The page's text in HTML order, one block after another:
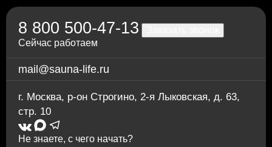
8 800 500-47-13
Сейчас работаем
mail@sauna-life.ru
г. Москва, р-он Строгино, 2-я Лыковская, д. 63,
стр. 10
Не знаете, с чего начать?